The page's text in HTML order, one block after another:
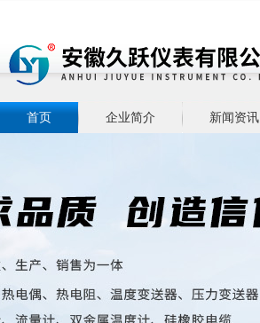
首页 企业简介 新闻资讯